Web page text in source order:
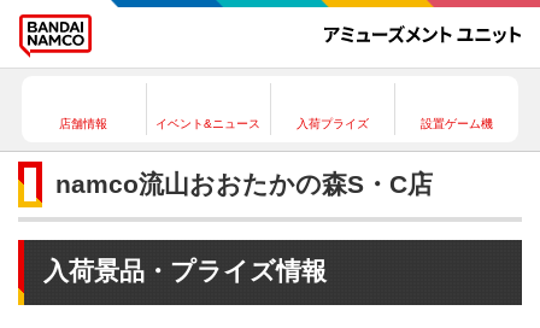
店舗情報 イベント&ニュース 入荷プライズ 設置ゲーム機
namco流山おおたかの森S・C店
入荷景品・プライズ情報